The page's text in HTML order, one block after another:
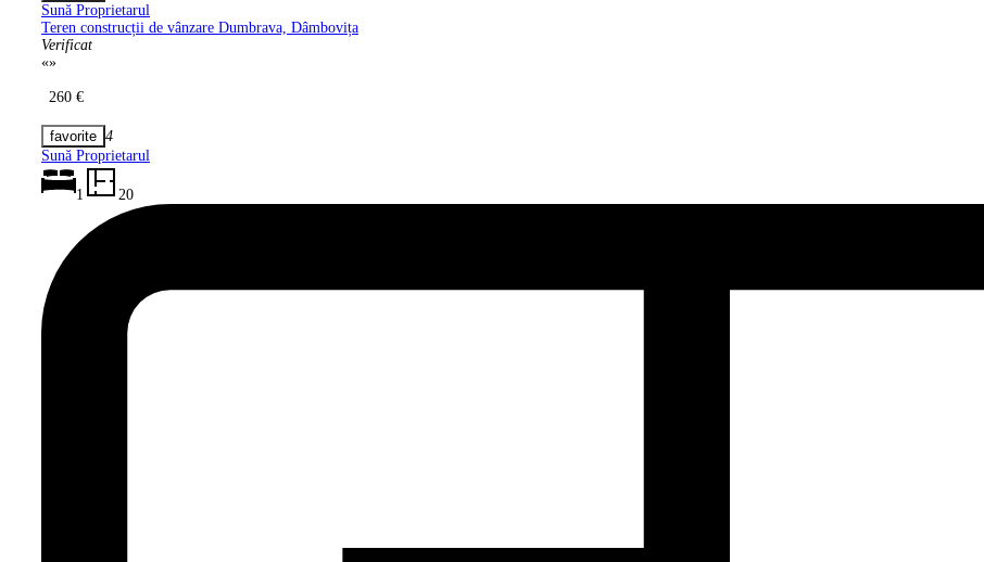
Sună Proprietarul
Teren construcții de vânzare Dumbrava, Dâmbovița
Verificat
«»
260 €
4
Sună Proprietarul
1 20